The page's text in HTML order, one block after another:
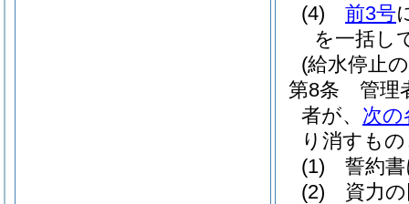
(4)
前3号
を一括し
(給水停止
第8条
管理
者が、 次の
り消すも
(1)
誓約
(2)
資力